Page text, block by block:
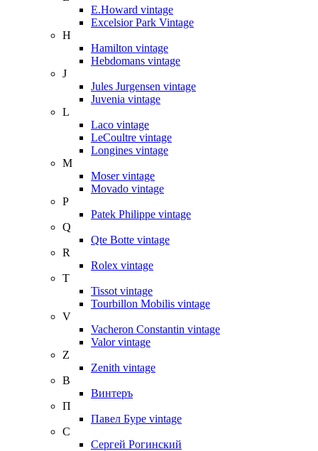
E.Howard vintage
Excelsior Park Vintage
H
Hamilton vintage
Hebdomans vintage
J
Jules Jurgensen vintage
Juvenia vintage
L
Laco vintage
LeCoultre vintage
Longines vintage
M
Moser vintage
Movado vintage
P
Patek Philippe vintage
Q
Qte Botte vintage
R
Rolex vintage
T
Tissot vintage
Tourbillon Mobilis vintage
V
Vacheron Constantin vintage
Valor vintage
Z
Zenith vintage
В
Винтеръ
П
Павел Буре vintage
С
Сергей Рогинский